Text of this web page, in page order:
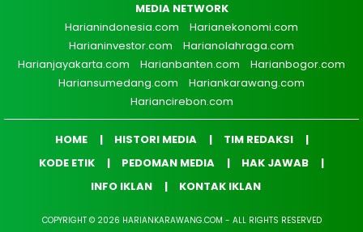
MEDIA NETWORK
Harianindonesia.com
Harianekonomi.com
Harianinvestor.com
Harianolahraga.com
Harianjayakarta.com
Harianbanten.com
Harianbogor.com
Hariansumedang.com
Hariankarawang.com
Hariancirebon.com
HOME HISTORI MEDIA
TIM REDAKSI
KODE ETIK
PEDOMAN MEDIA
HAK JAWAB
INFO IKLAN
KONTAK IKLAN
COPYRIGHT © 2026 HARIANKARAWANG.COM - ALL RIGHTS RESERVED